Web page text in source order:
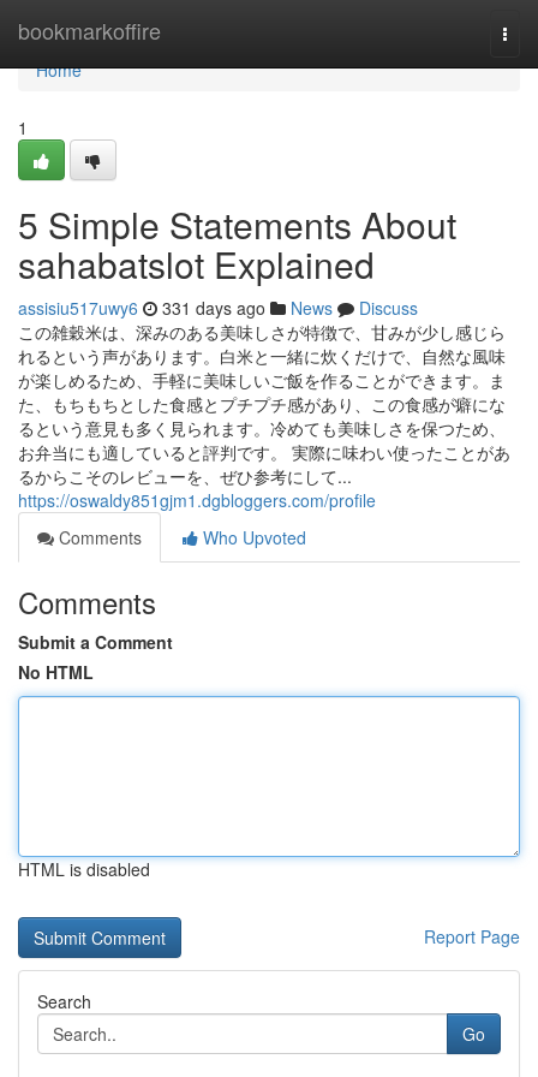
bookmarkoffire
Home
Home
1
5 Simple Statements About
sahabatslot Explained
assisiu517uwy6 331 days ago News
Discuss
この雑穀米は、深みのある美味しさが特徴で、甘みが少し感じら
れるという声があります。白米と一緒に炊くだけで、自然な風味
が楽しめるため、手軽に美味しいご飯を作ることができます。ま
た、もちもちとした食感とプチプチ感があり、この食感が癖にな
るという意見も多く見られます。冷めても美味しさを保つため、
お弁当にも適していると評判です。 実際に味わい使ったことがあ
るからこそのレビューを、ぜひ参考にして...
https://oswaldy851gjm1.dgbloggers.com/profile
Comments
Who Upvoted
Comments
Submit a Comment
No HTML
HTML is disabled
Report Page
Search
Go